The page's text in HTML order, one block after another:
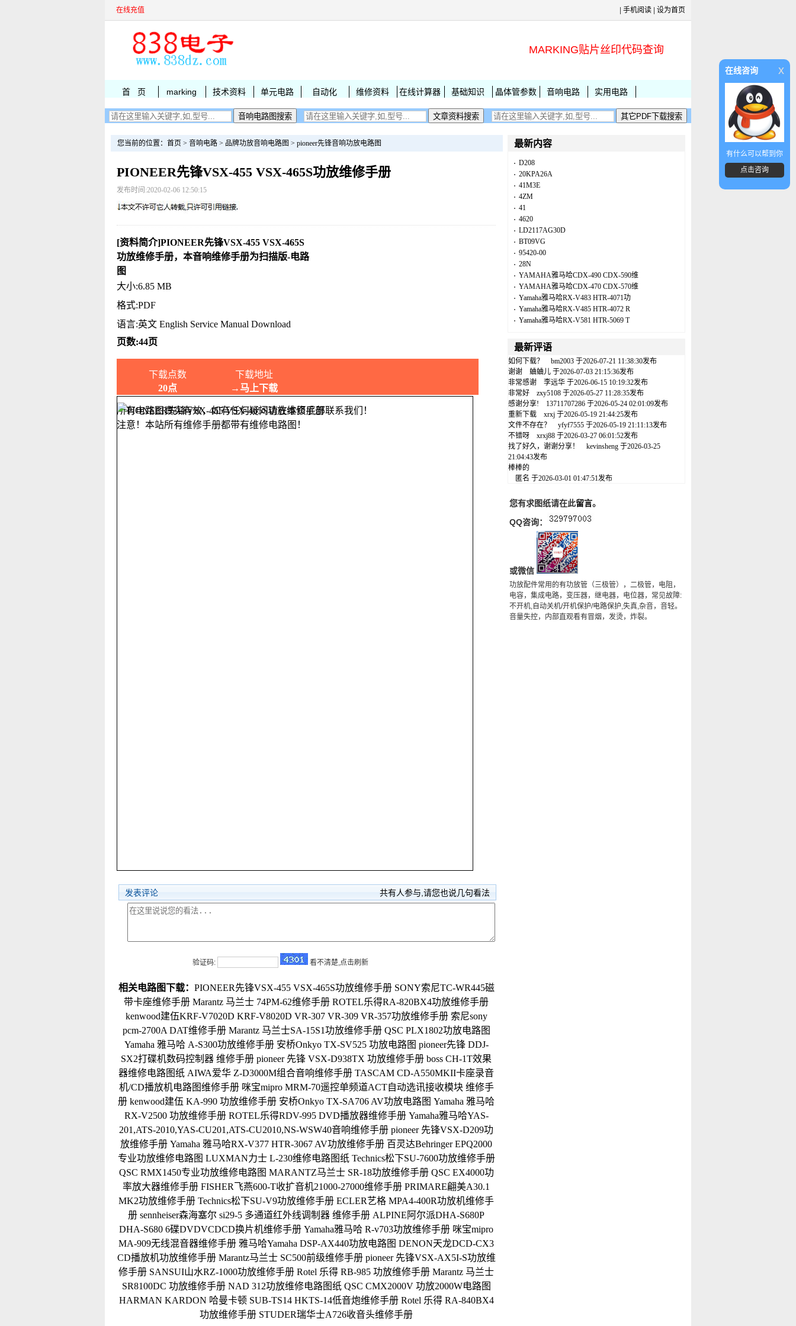
在线充值 手机阅读 设为首页
MARKING贴片丝印代码查询
首 页 marking 技术资料 单元电路 自动化 维修资料 在线计算器 基础知识 晶体管参数 音响电路 实用电路
您当前的位置： 首页 > 音响电路 > 品牌功放音响电路图 > pioneer先锋音响功放电路图
PIONEER先锋VSX-455 VSX-465S功放维修手册
发布时间:2020-02-06 12:50:15
[资料简介]PIONEER先锋VSX-455 VSX-465S
功放维修手册，本音响维修手册为扫描版-电路
图
大小:6.85 MB
格式:PDF
语言:英文 English Service Manual Download
页数:44页
下载点数
下载地址
20点
→马上下载
所有电路图真实有效，如有任何疑问请在本页底部联系我们！
注意！本站所有维修手册都带有维修电路图！
发表评论 共有人参与,请您也说几句看法
验证码: 看不清楚,点击刷新
相关电路图下载： PIONEER先锋VSX-455 VSX-465S功放维修手册 SONY索尼TC-WR445磁
带卡座维修手册 Marantz 马兰士 74PM-62维修手册 ROTEL乐得RA-820BX4功放维修手册
kenwood建伍KRF-V7020D KRF-V8020D VR-307 VR-309 VR-357功放维修手册 索尼sony
pcm-2700A DAT维修手册 Marantz 马兰士SA-15S1功放维修手册 QSC PLX1802功放电路图
Yamaha 雅马哈 A-S300功放维修手册 安桥Onkyo TX-SV525 功放电路图 pioneer先锋 DDJ-
SX2打碟机数码控制器 维修手册 pioneer 先锋 VSX-D938TX 功放维修手册 boss CH-1T效果
器维修电路图纸 AIWA爱华 Z-D3000M组合音响维修手册 TASCAM CD-A550MKII卡座录音
机/CD播放机电路图维修手册 咪宝mipro MRM-70遥控单频道ACT自动选讯接收模块 维修手
册 kenwood建伍 KA-990 功放维修手册 安桥Onkyo TX-SA706 AV功放电路图 Yamaha 雅马哈
RX-V2500 功放维修手册 ROTEL乐得RDV-995 DVD播放器维修手册 Yamaha雅马哈YAS-
201,ATS-2010,YAS-CU201,ATS-CU2010,NS-WSW40音响维修手册 pioneer 先锋VSX-D209功
放维修手册 Yamaha 雅马哈RX-V377 HTR-3067 AV功放维修手册 百灵达Behringer EPQ2000
专业功放维修电路图 LUXMAN力士 L-230维修电路图纸 Technics松下SU-7600功放维修手册
QSC RMX1450专业功放维修电路图 MARANTZ马兰士 SR-18功放维修手册 QSC EX4000功
率放大器维修手册 FISHER飞燕600-T收扩音机21000-27000维修手册 PRIMARE翩美A30.1
MK2功放维修手册 Technics松下SU-V9功放维修手册 ECLER艺格 MPA4-400R功放机维修手
册 sennheiser森海塞尔 si29-5 多通道红外线调制器 维修手册 ALPINE阿尔派DHA-S680P
DHA-S680 6碟DVDVCDCD换片机维修手册 Yamaha雅马哈 R-v703功放维修手册 咪宝mipro
MA-909无线混音器维修手册 雅马哈Yamaha DSP-AX440功放电路图 DENON天龙DCD-CX3
CD播放机功放维修手册 Marantz马兰士 SC500前级维修手册 pioneer 先锋VSX-AX5I-S功放维
修手册 SANSUI山水RZ-1000功放维修手册 Rotel 乐得 RB-985 功放维修手册 Marantz 马兰士
SR8100DC 功放维修手册 NAD 312功放维修电路图纸 QSC CMX2000V 功放2000W电路图
HARMAN KARDON 哈曼卡顿 SUB-TS14 HKTS-14低音炮维修手册 Rotel 乐得 RA-840BX4
功放维修手册 STUDER瑞华士A726收音头维修手册
最新内容
D208
20KPA26A
41M3E
4ZM
41
4620
LD2117AG30D
BT09VG
95420-00
28N
YAMAHA雅马哈CDX-490 CDX-590维
YAMAHA雅马哈CDX-470 CDX-570维
Yamaha雅马哈RX-V483 HTR-4071功
Yamaha雅马哈RX-V485 HTR-4072 R
Yamaha雅马哈RX-V581 HTR-5069 T
最新评语
如何下载？ bm2003 于2026-07-21 11:38:30发布
谢谢
蛐蛐儿 于2026-07-03 21:15:36发布
非常感谢
李远华 于2026-06-15 10:19:32发布
非常好
zxy5108 于2026-05-27 11:28:35发布
感谢分享!
13711707286 于2026-05-24 02:01:09发布
重新下载
xrxj 于2026-05-19 21:44:25发布
文件不存在？
yfyf7555 于2026-05-19 21:11:13发布
不错呀
xrxj88 于2026-03-27 06:01:52发布
找了好久，谢谢分享！
kevinsheng 于2026-03-25
21:04:43发布
棒棒的
匿名 于2026-03-01 01:47:51发布
您有求图纸请在此留言。
QQ咨询：
或微信
功放配件常用的有功放管（三极管），二极管，电阻，
电容，集成电路，变压器，继电器，电位器，常见故障:
不开机,自动关机/开机保护/电路保护,失真,杂音，音轻。
音量失控，内部直观看有冒烟，发烫，炸裂。
在线咨询 x
有什么可以帮到你
点击咨询